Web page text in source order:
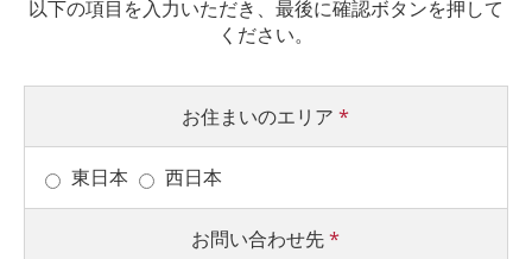
以下の項目を入力いただき、最後に確認ボタンを押して
ください。
お住まいのエリア*
東日本 西日本
お問い合わせ先*